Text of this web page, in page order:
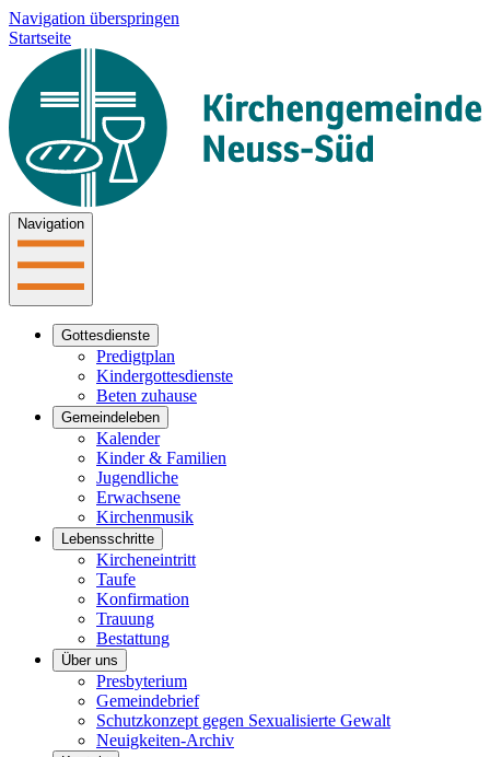
Navigation überspringen
Startseite
Navigation
Gottesdienste
Predigtplan
Kindergottesdienste
Beten zuhause
Gemeindeleben
Kalender
Kinder & Familien
Jugendliche
Erwachsene
Kirchenmusik
Lebensschritte
Kircheneintritt
Taufe
Konfirmation
Trauung
Bestattung
Über uns
Presbyterium
Gemeindebrief
Schutzkonzept gegen Sexualisierte Gewalt
Neuigkeiten-Archiv